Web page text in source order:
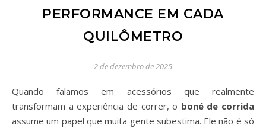
PERFORMANCE EM CADA
QUILÔMETRO
2 de dezembro de 2025
Quando falamos em acessórios que realmente
transformam a experiência de correr, o boné de corrida
assume um papel que muita gente subestima. Ele não é só